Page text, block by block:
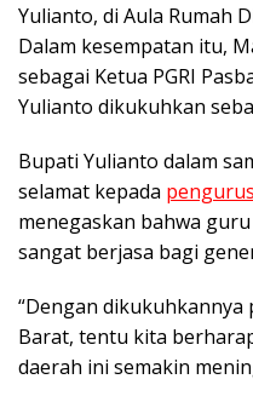
Yulianto, di Aula Rumah
Dalam kesempatan itu,
sebagai Ketua PGRI
Yulianto dikukuhkan
Bupati Yulianto dalam
selamat kepada
menegaskan bahwa
sangat berjasa bagi
“Dengan dikukuhkannya
Barat, tentu kita
daerah ini semakin